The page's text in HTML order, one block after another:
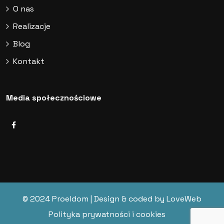
O nas
Realizacje
Blog
Kontakt
Media społecznościowe
© 2024 Proeldom | Design & coded by LoveWeb
Polityka prywatności i cookies